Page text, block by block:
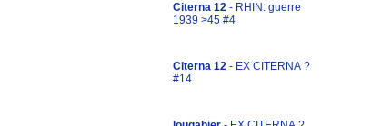
Citerna 12 - RHIN: guerre
1939 >45 #4
Citerna 12 - EX CITERNA ?
#14